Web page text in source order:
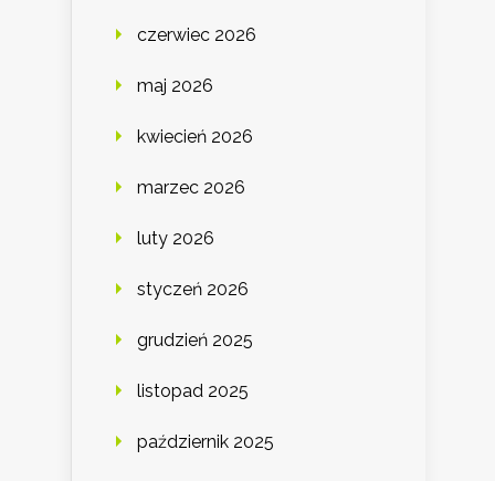
czerwiec 2026
maj 2026
kwiecień 2026
marzec 2026
luty 2026
styczeń 2026
grudzień 2025
listopad 2025
październik 2025